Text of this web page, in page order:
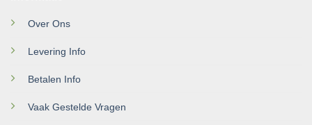
Over Ons
Levering Info
Betalen Info
Vaak Gestelde Vragen